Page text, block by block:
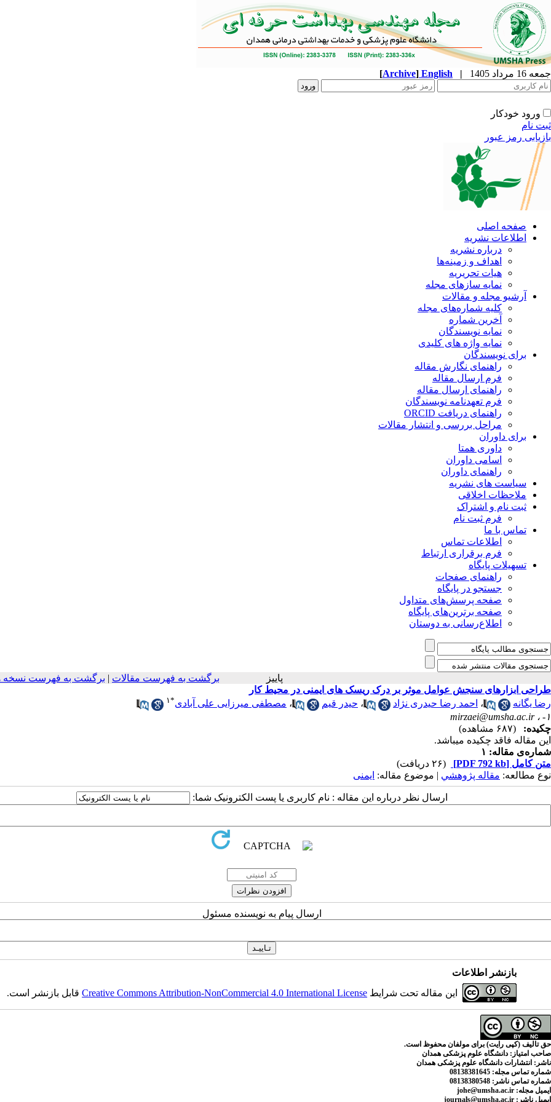
جمعه 16 مرداد 1405 |
English
[Archive]
ورود خودکار
ثبت نام
بازیابی رمز عبور
صفحه اصلی
اطلاعات نشریه
درباره نشریه
اهداف و زمینه‌ها
هیات تحریریه
نمایه سازهای مجله
آرشیو مجله و مقالات
کلیه شماره‌های مجله
آخرین شماره
نمایه نویسندگان
نمایه واژه های کلیدی
برای نویسندگان
راهنمای نگارش مقاله
فرم ارسال مقاله
راهنمای ارسال مقاله
فرم تعهدنامه نویسندگان
راهنمای دریافت ORCID
مراحل بررسی و انتشار مقالات
برای داوران
داوری همتا
اسامی داوران
راهنمای داوران
سیاست های نشریه
ملاحظات اخلاقی
ثبت نام و اشتراک
فرم ثبت نام
تماس با ما
اطلاعات تماس
فرم برقراری ارتباط
تسهیلات پایگاه
راهنمای صفحات
جستجو در پایگاه
صفحه پرسش‌های متداول
صفحه برترین‌های پایگاه
اطلاع‌رسانی به دوستان
پاییز برگشت به فهرست مقالات | برگشت به فهرست نسخه
طراحی ابزارهای سنجش عوامل موثر بر درک ریسک های ایمنی در محیط کار
رضا یگانه
، احمد رضا حیدری نژاد ، حیدر قیم ، مصطفی میرزایی علی آبادی*۱
۱- ،
mirzaei@umsha.ac.ir
چکیده:
(۶۸۷ مشاهده)
این مقاله فاقد چکیده می​باشد.
شماره‌ی مقاله: ۱
متن کامل [PDF 792 kb]
(۲۶ دریافت)
نوع مطالعه: مقاله پژوهشي | موضوع مقاله: ایمنی
ارسال نظر درباره این مقاله : نام کاربری یا پست الکترونیک شما:
ارسال پیام به نویسنده مسئول
بازنشر اطلاعات
این مقاله تحت شرایط Creative Commons Attribution-NonCommercial 4.0 International Licenseقابل بازنشر است.
حق تالیف (کپی رایت) برای مولفان محفوظ است.
صاحب امتیاز: دانشگاه علوم پزشکی همدان
ناشر: انتشارات دانشگاه علوم پزشکی همدان
شماره تماس مجله: 08138381645
شماره تماس ناشر:
ایمیل مجله:
ایمیل ناشر: